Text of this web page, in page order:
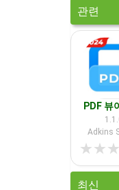
관련
PDF 뷰
Adkins
★★★
최신